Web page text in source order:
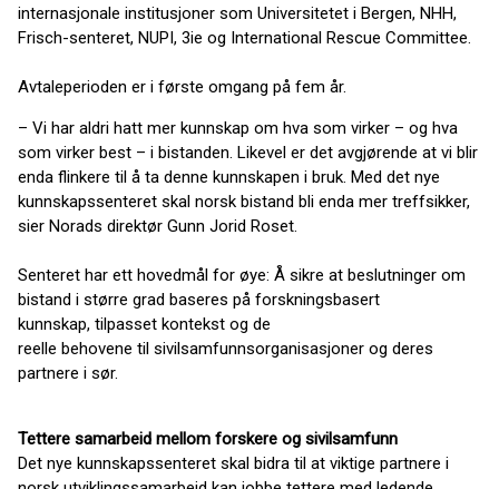
internasjonale institusjoner som Universitetet i Bergen, NHH,
Frisch-senteret, NUPI, 3ie og International Rescue Committee.
Avtaleperioden er i første omgang på fem år.
– Vi har aldri hatt mer kunnskap om hva som virker – og hva
som virker best – i bistanden. Likevel er det avgjørende at vi blir
enda flinkere til å ta denne kunnskapen i bruk. Med det nye
kunnskapssenteret skal norsk bistand bli enda mer treffsikker,
sier Norads direktør Gunn Jorid Roset.
Senteret har ett hovedmål for øye: Å sikre at beslutninger om
bistand i større grad baseres på forskningsbasert
kunnskap, tilpasset kontekst og de
reelle behovene til sivilsamfunnsorganisasjoner og deres
partnere i sør.
Tettere samarbeid mellom forskere og sivilsamfunn
Det nye kunnskapssenteret skal bidra til at viktige partnere i